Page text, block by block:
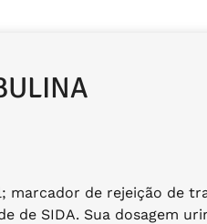
de rejeição de
de SIDA. Sua dosagem